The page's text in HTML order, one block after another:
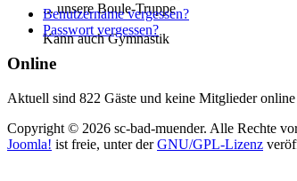
... unsere Boule-Truppe
Kann auch Gymnastik
Benutzername vergessen?
Passwort vergessen?
Online
Aktuell sind 822 Gäste und keine Mitglieder online
Copyright © 2026 sc-bad-muender. Alle Rechte
Joomla! ist freie, unter derGNU/GPL-Lizenz